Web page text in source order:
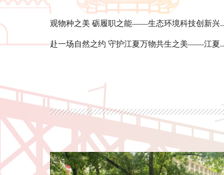
从“濒危物种”到“城市吉祥物”
重塑全球生物多样性保护新叙事
2026年4月8日，武汉市第十五届人大常
议表决通过决定，正式确立长江江豚为武汉
由此成为全国首个以地方人大决定形式确立
观物种之美 砺履职之能——生态环境科技创新兴
赴一场自然之约 守护江夏万物共生之美——江夏